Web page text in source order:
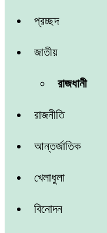
প্রচ্ছদ
জাতীয়
রাজধানী
রাজনীতি
আন্তর্জাতিক
খেলাধুলা
বিনোদন